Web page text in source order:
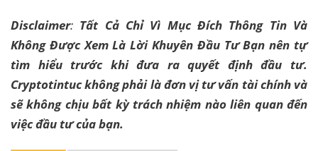
Disclaimer: Tất Cả Chỉ Vì Mục Đích Thông Tin Và
Không Được Xem Là Lời Khuyên Đầu Tư Bạn nên tự
tìm hiểu trước khi đưa ra quyết định đầu tư.
Cryptotintuc không phải là đơn vị tư vấn tài chính và
sẽ không chịu bất kỳ trách nhiệm nào liên quan đến
việc đầu tư của bạn.